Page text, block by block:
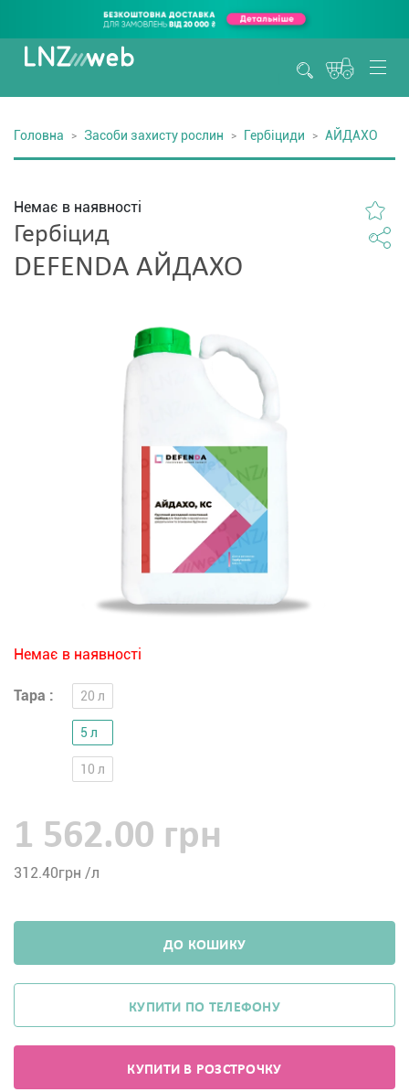
Головна Засоби захисту рослин Гербіциди АЙДАХО
Немає в наявності
Гербіцид
DEFENDA АЙДАХО
Немає в наявності
Тара : 20 л
5 л
10 л
1 562.00 грн
312.40грн /л
ДО КОШИКУ
КУПИТИ ПО ТЕЛЕФОНУ
КУПИТИ В РОЗСТРОЧКУ